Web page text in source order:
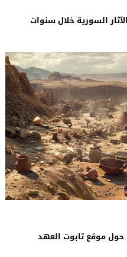
السورية خلال سنوات
حول موقع تابوت العهد